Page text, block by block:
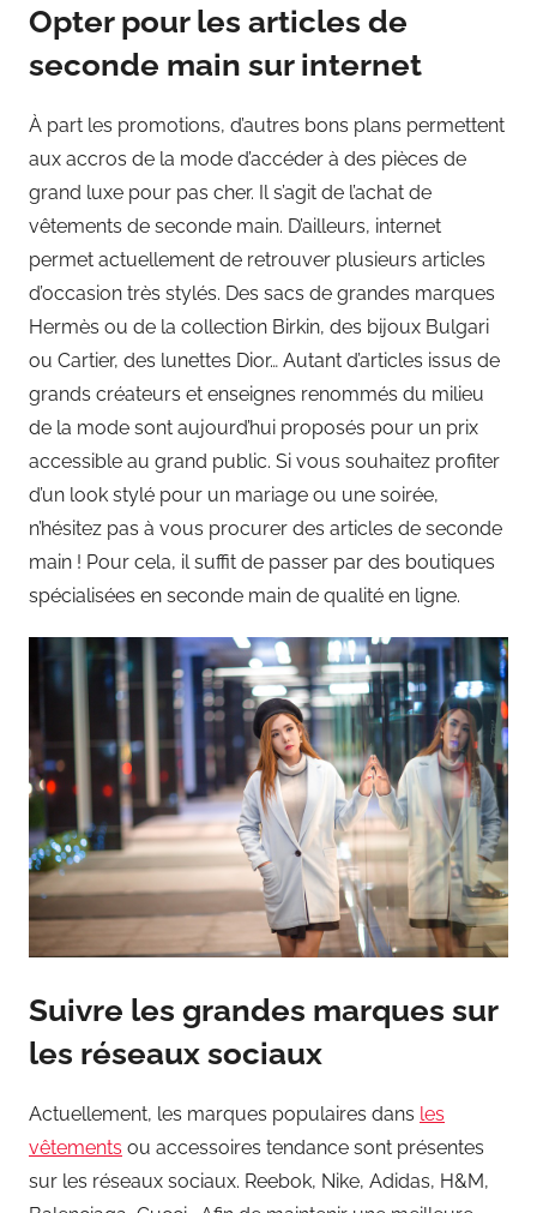
Opter pour les articles de
seconde main sur internet
À part les promotions, d’autres bons plans permettent
aux accros de la mode d’accéder à des pièces de
grand luxe pour pas cher. Il s’agit de l’achat de
vêtements de seconde main. D’ailleurs, internet
permet actuellement de retrouver plusieurs articles
d’occasion très stylés. Des sacs de grandes marques
Hermès ou de la collection Birkin, des bijoux Bulgari
ou Cartier, des lunettes Dior… Autant d’articles issus de
grands créateurs et enseignes renommés du milieu
de la mode sont aujourd’hui proposés pour un prix
accessible au grand public. Si vous souhaitez profiter
d’un look stylé pour un mariage ou une soirée,
n’hésitez pas à vous procurer des articles de seconde
main ! Pour cela, il suffit de passer par des boutiques
spécialisées en seconde main de qualité en ligne.
Suivre les grandes marques sur
les réseaux sociaux
Actuellement, les marques populaires dans les
vêtements ou accessoires tendance sont présentes
sur les réseaux sociaux. Reebok, Nike, Adidas, H&M,